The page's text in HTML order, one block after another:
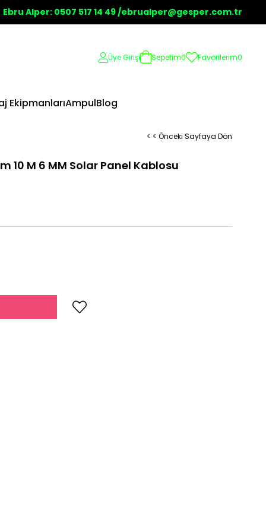
Ebru Alper: 0507 517 14 49 /ebrualper@gesper.com.tr
Üye Girişi Sepetim0 Favorilerim0
EkipmanlarıAmpulBlog
< < Önceki Sayfaya Dön
10 M 6 MM Solar Panel Kablosu